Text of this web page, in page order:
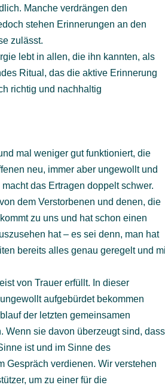
Manche verdrängen den
stehen Erinnerungen an den
zulässt.
lebt in allen, die ihn kannten, als
Ritual, das die aktive Erinnerung
richtig und nachhaltig
mal weniger gut funktioniert, die
neu, immer aber ungewollt und
das Ertragen doppelt schwer.
dem Verstorbenen und denen, die
zu uns und hat schon einen
hat – es sei denn, man hat
bereits alles genau geregelt und
von Trauer erfüllt. In dieser
aufgebürdet bekommen
der letzten gemeinsamen
Wenn sie davon überzeugt sind, dass
ist und im Sinne des
Gespräch verdienen. Wir verstehen
um zu einer für die